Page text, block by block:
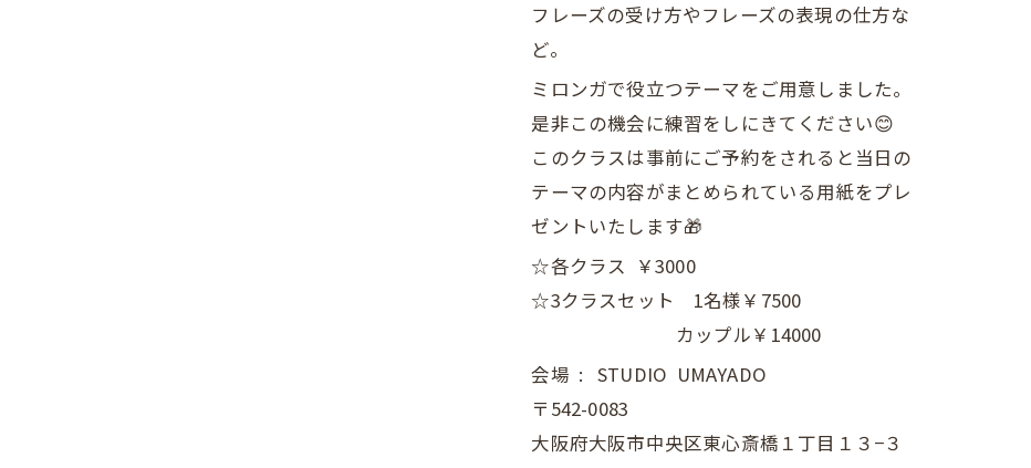
フレーズの受け方やフレーズの表現の仕方な
ど。
ミロンガで役立つテーマをご用意しました。
是非この機会に練習をしにきてください😊
このクラスは事前にご予約をされると当日の
テーマの内容がまとめられている用紙をプレ
ゼントいたします🎁
☆各クラス ￥3000
☆3クラスセット 1名様￥7500
カップル￥14000
会場 : STUDIO UMAYADO
〒542-0083
大阪府大阪市中央区東心斎橋１丁目１３−３